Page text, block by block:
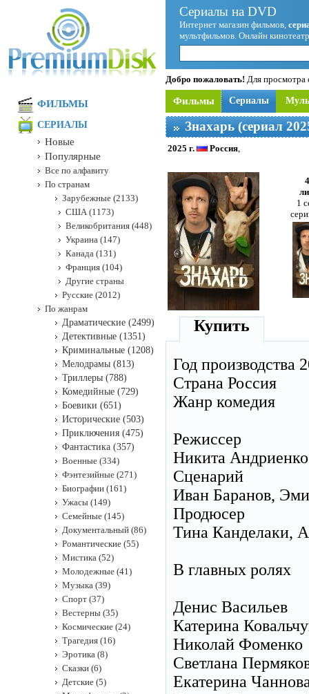
Сериалы на DVD
Интернет магазин фильмов,
мультфильмов. Онлайн
Добро пожаловать! Для просмотра
Фильмы Сериалы
Знахарь (сериал
2025 г. Россия,
1
Купить
Год производства
Страна Россия
Жанр комедия
Режиссер
Никита Андриенко
Сценарий
Иван Баранов,
Продюсер
Тина Канделаки,
В главных ролях
Денис Васильев
Катерина
Николай Фоменко
Светлана
Екатерина
ФИЛЬМЫ
СЕРИАЛЫ
Новые
Популярные
Все по алфавиту
По странам
Зарубежные (2133)
США (1173)
Великобритания (448)
Украина (147)
Канада (131)
Франция (104)
Другие страны
Русские (2012)
По жанрам
Драматические (2499)
Детективные (1351)
Криминальные (1208)
Мелодрамы (813)
Триллеры (788)
Комедийные (729)
Боевики (651)
Исторические (503)
Приключения (475)
Фантастика (357)
Военные (334)
Фэнтезийные (271)
Биографии (161)
Ужасы (149)
Семейные (145)
Документальный (86)
Романтические (55)
Мистика (52)
Молодежные (41)
Музыка (39)
Спорт (37)
Вестерны (35)
Космические (24)
Трагедия (16)
Эротика (8)
Сказки (6)
Детские (5)